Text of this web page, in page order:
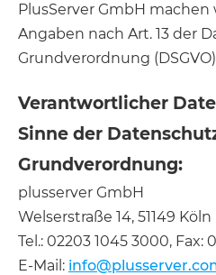
PlusServer GmbH
Angaben nach Art. 13 der
Grundverordnung
Verantwortlicher
Sinne der
Grundverordnung:
plusserver GmbH
Welserstraße 14, 51149 Köln
Tel.: 02203 1045 3000, Fax:
E-Mail: